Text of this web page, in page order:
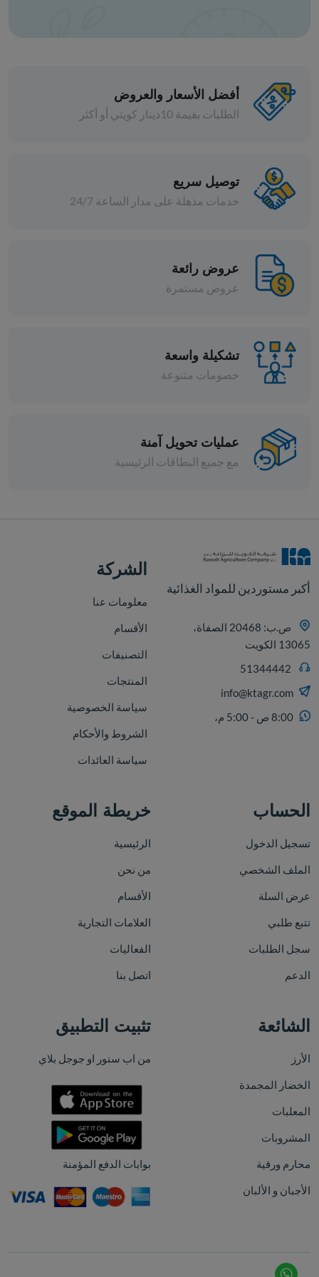
برايم بريسكت لحم بقر 120
أفضل الأسعار والعروض
الطلبات بقيمة 10دينار كويتي أو أكثر
توصيل سريع
خدمات مذهلة على مدار الساعة 24/7
عروض رائعة
عروض مستمرة
تشكيلة واسعة
خصومات متنوعة
عمليات تحويل آمنة
مع جميع البطاقات الرئيسية
أكبر مستوردين للمواد الغذائية
ص.ب: 20468 الصفاة،
13065 الكويت
info@ktagr.com
8:00 ص - 5:00 م،
الشركة
معلومات عنا
الأقسام
التصنيفات
المنتجات
سياسة الخصوصية
الشروط والأحكام
سياسة العائدات
الحساب
تسجيل الدخول
الملف الشخصي
عرض السلة
تتبع طلبي
سجل الطلبات
الدعم
خريطة الموقع
الرئيسية
من نحن
الأقسام
العلامات التجارية
الفعاليات
اتصل بنا
الشائعة
الأرز
الخضار المجمدة
المعلبات
المشروبات
محارم ورقية
الأجبان و الألبان
تثبيت التطبيق
من اب ستور او جوجل بلاي
بوابات الدفع المؤمنة